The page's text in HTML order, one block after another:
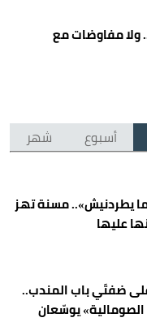
ولا مفاوضات مع
أسبوع شهر
يطردنيش».. مسنة تهز
عليها
ضفتَي باب المندب..
يوسّعان